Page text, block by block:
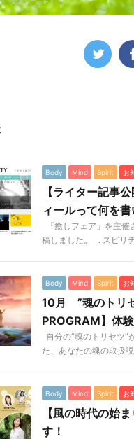
Body Mind Spirit お
【ライター記事
ィールって何を
『癒しフェア」を主
稿しました。 . スピリ
Body Mind Spirit お
10月 ”魂のトリ
PROGRAM】体
自分の“魂のトリセツ
た、あなたの魂の取扱
Body Mind Spirit お
【風の時代の始
す！